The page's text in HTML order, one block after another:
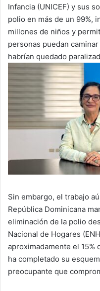
Infancia (UNICEF) y sus
polio en más de un 99%,
millones de niños y
personas puedan
habrían quedado
Sin embargo, el trabajo
República Dominicana
eliminación de la polio
Nacional de Hogares
aproximadamente el 15%
ha completado su
preocupante que